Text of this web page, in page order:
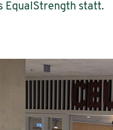
EqualStrength statt.